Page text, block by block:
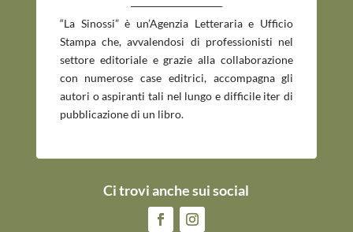
“La Sinossi” è un’Agenzia Letteraria e Ufficio
Stampa che, avvalendosi di professionisti nel
settore editoriale e grazie alla collaborazione
con numerose case editrici, accompagna gli
autori o aspiranti tali nel lungo e difficile iter di
pubblicazione di un libro.
Ci trovi anche sui social